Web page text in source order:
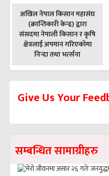
पछिल्लाे
अखिल नेपाल किसान महासंघ
(क्रान्तिकारी केन्द्र) द्वारा
संसदमा नेपाली किसान र कृषि
क्षेत्रलाई अपमान गरिएकोमा
निन्दा तथा भर्त्सना
Give Us Your
सम्बन्धित सामाग्रीहरु